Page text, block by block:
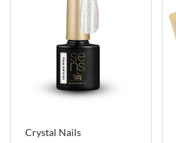
Crystal Nails